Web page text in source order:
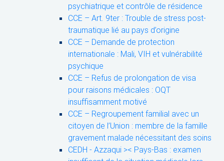
psychiatrique et contrôle de résidence
CCE – Art. 9ter : Trouble de stress post-
traumatique lié au pays d’origine
CCE – Demande de protection
internationale : Mali, VIH et vulnérabilité
psychique
CCE – Refus de prolongation de visa
pour raisons médicales : OQT
insuffisamment motivé
CCE – Regroupement familial avec un
citoyen de l’Union : membre de la famille
gravement malade nécessitant des soins
CEDH - Azzaqui >< Pays-Bas : examen